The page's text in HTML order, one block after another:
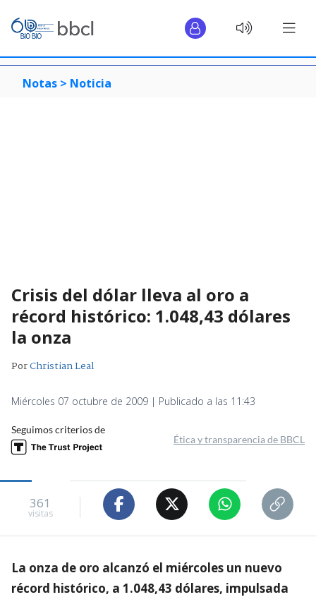
Notas > Noticia
Crisis del dólar lleva al oro a
récord histórico: 1.048,43 dólares
la onza
PorChristian Leal
Miércoles 07 octubre de 2009 | Publicado a las 11:43
Seguimos criterios de
Ética y transparencia de BBCL
361
visitas
La onza de oro alcanzó el miércoles un nuevo
récord histórico, a 1.048,43 dólares, impulsada